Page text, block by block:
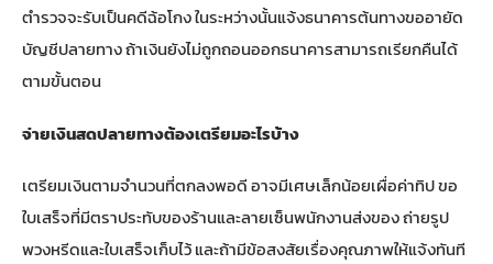
ตำรวจจะรับเป็นคดีฉ้อโกง ในระหว่างนั้นแจ้งธนาคารต้นทางขออายัด
บัญชีปลายทาง ถ้าเงินยังไม่ถูกถอนออกธนาคารสามารถเรียกคืนได้
ตามขั้นตอน
จ่ายเงินสดปลายทางต้องเตรียมอะไรบ้าง
เตรียมเงินตามจำนวนที่ตกลงพอดี อาจมีเศษเล็กน้อยเผื่อค่าทิป ขอ
ใบเสร็จที่มีตราประทับของร้านและลายเซ็นพนักงานส่งของ ถ่ายรูป
พวงหรีดและใบเสร็จเก็บไว้ และถ้ามีข้อสงสัยเรื่องคุณภาพให้แจ้งทันที